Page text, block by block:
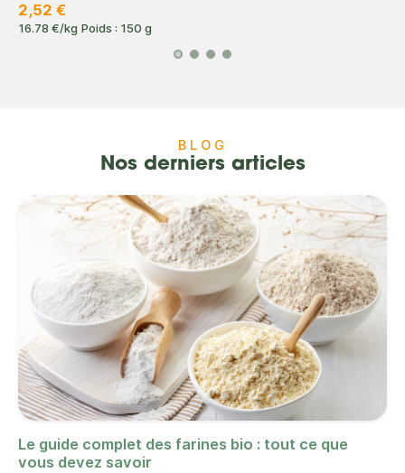
2,52 €
16.78 €/kg Poids : 150 g
BLOG
Nos derniers articles
Le guide complet des farines bio : tout ce que
vous devez savoir